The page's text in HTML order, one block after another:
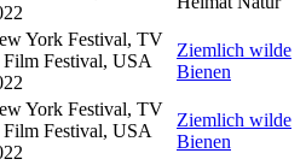
York Festival, TV
Festival, USA
Ziemlich wilde
Bienen
York Festival, TV
Festival, USA
Ziemlich wilde
Bienen